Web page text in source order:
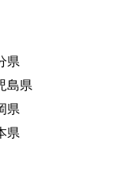
県
島県
県
県